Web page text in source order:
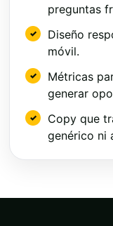
preguntas
Diseño
móvil.
Métricas
generar
Copy que
genérico ni